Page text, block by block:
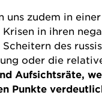
uns zudem in einer
in ihren
des
oder die
Aufsichtsräte,
Punkte